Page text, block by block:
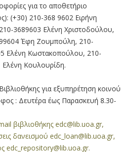
για το αποθετήριο
(+30) 210-368 9602 Ειρήνη
3689603 Ελένη Χριστοδούλου,
Έφη Ζουμπούλη, 210-
Ελένη Κωστακοπούλου, 210-
Ελένη Κουλουρίδη.
για εξυπηρέτηση κοινού
: Δευτέρα έως Παρασκευή 8.30-
βιβλιοθήκης edc@lib.uoa.gr,
δανεισμού edc_loan@lib.uoa.gr,
edc_repository@lib.uoa.gr.